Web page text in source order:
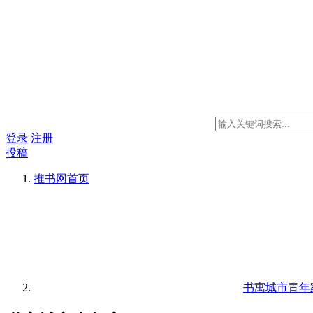
登录 注册
投稿
推书网首页
书寓城市青年